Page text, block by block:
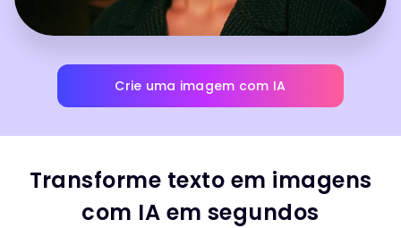
Crie uma imagem com IA
Transforme texto em imagens
com IA em segundos